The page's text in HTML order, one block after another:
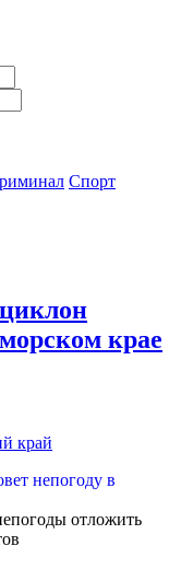
Спорт
крае
край
отложить